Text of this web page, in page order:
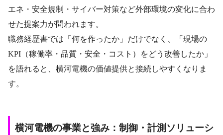
エネ・安全規制・サイバー対策など外部環境の変化に合わ
せた提案力が問われます。
職務経歴書では「何を作ったか」だけでなく、「現場の
KPI（稼働率・品質・安全・コスト）をどう改善したか」
を語れると、横河電機の価値提供と接続しやすくなりま
す。
横河電機の事業と強み：制御・計測ソリューシ